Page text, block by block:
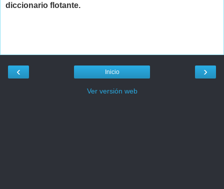
diccionario flotante.
‹ ›
Inicio
Ver versión web